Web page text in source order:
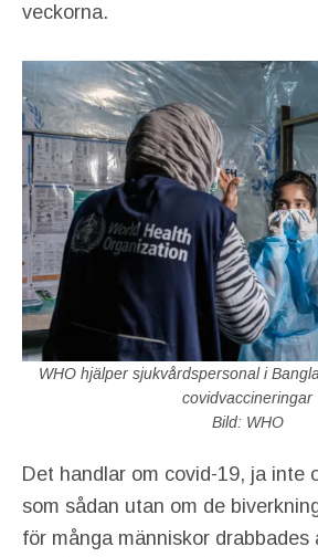
veckorna.
WHO hjälper sjukvårdspersonal i
covidvaccineringar
Bild: WHO
Det handlar om covid-19, ja inte
som sådan utan om de
för många människor drabbades